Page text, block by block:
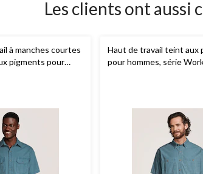
Les clients ont aussi
à manches courtes
pigments pour
Haut de travail teint aux
pour hommes, série